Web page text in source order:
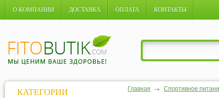
О КОМПАНИИ ДОСТАВКА ОПЛАТА КОНТАКТЫ
Главная Спортивное
КАТЕГОРИИ